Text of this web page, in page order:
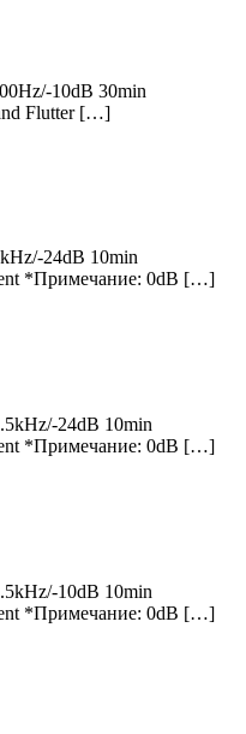
10dB 30min
Flutter […]
24dB 10min
*Примечание: 0dB […]
24dB 10min
*Примечание: 0dB […]
10dB 10min
*Примечание: 0dB […]